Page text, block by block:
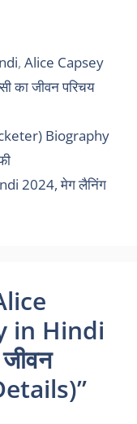
,Alice Capsey
का जीवन परिचय
Biography
2024, मेग लैनिंग
in Hindi